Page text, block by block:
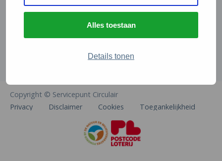
Alles toestaan
Details tonen
Arthur van Schendelstraat 600
info@natuurenmilieufederaties.nl
Copyright © Servicepunt Circulair
Privacy
Disclaimer Cookies Toegankelijkheid